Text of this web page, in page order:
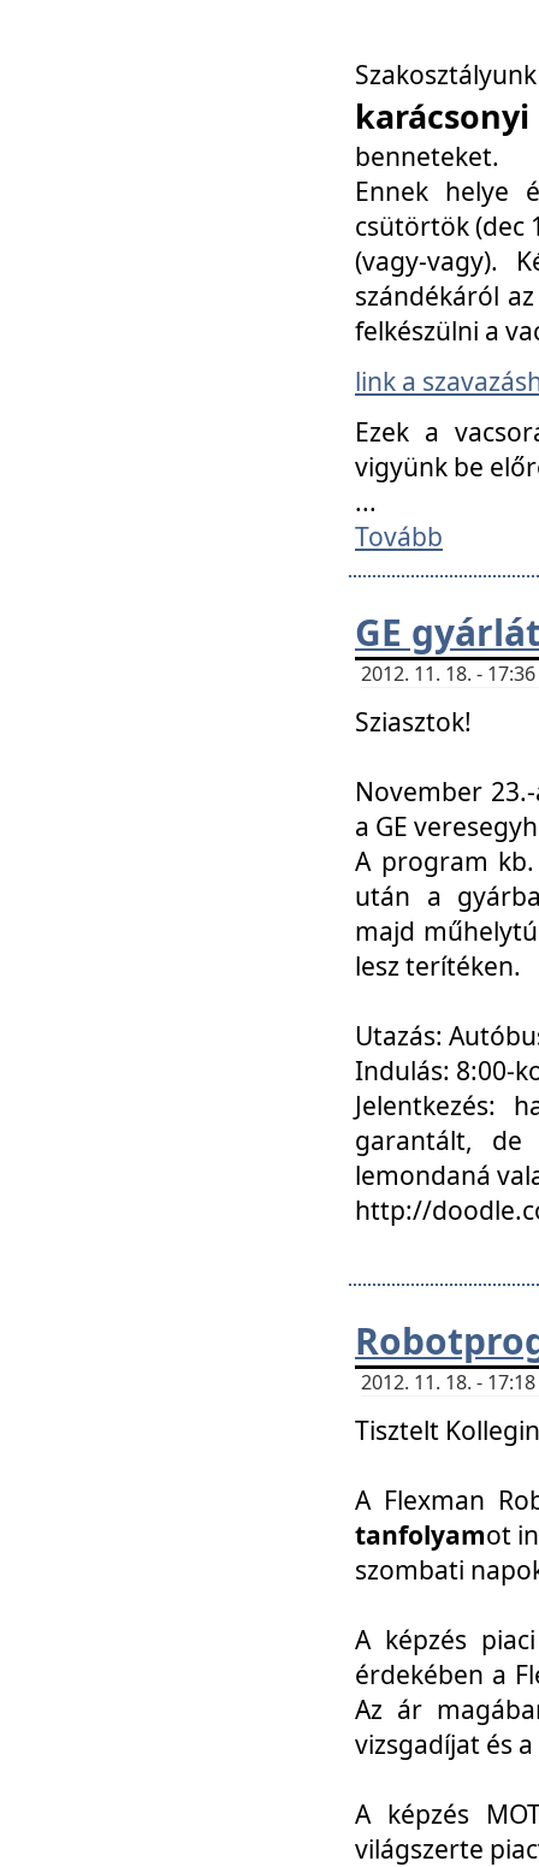
benneteket.
Ennek helye
csütörtök (dec
(vagy-vagy).
szándékáról
felkészülni a
link a
Ezek a
vigyünk be
...
Tovább
GE
2012. 11. 18. -
Sziasztok!
November
a GE
A program
után a
majd
lesz terítéken.
Utazás:
Indulás: 8:00-
Jelentkezés:
garantált, de
lemondaná
http://
2012. 11. 18. -
Tisztelt
A Flexman
tanfolyamot
szombati
A képzés
érdekében a
Az ár
vizsgadíjat és
A képzés
világszerte